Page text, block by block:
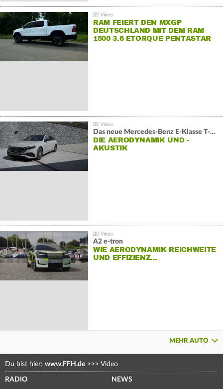
RAM FEIERT DEN MXGP
DEUTSCHLAND MIT DEM RAM
1500 3.6 ETORQUE PENTASTAR
Das neue Mercedes-Benz E-Klasse T-Modell
DIE AERODYNAMIK UND -
AKUSTIK
A2 e-tron
WIE AERODYNAMIK REICHWEITE
UND EFFIZIENZ…
MEHR AUTO
Du bist hier: www.FFH.de >>> Video
RADIO NEWS